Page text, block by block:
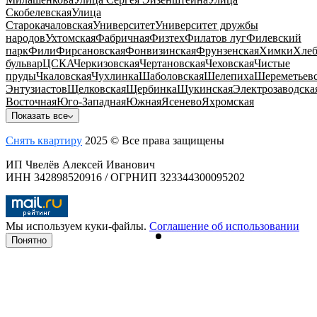
СкобелевскаяУлица
СтарокачаловскаяУниверситетУниверситет дружбы
народовУхтомскаяФабричнаяФизтехФилатов лугФилевский
паркФилиФирсановскаяФонвизинскаяФрунзенскаяХимки
бульварЦСКАЧеркизовскаяЧертановскаяЧеховскаяЧистые
прудыЧкаловскаяЧухлинкаШаболовскаяШелепиха
ЭнтузиастовЩелковскаяЩербинкаЩукинская
ВосточнаяЮго-ЗападнаяЮжнаяЯсеневоЯхромская
Показать все
Снять квартиру 2025 © Все права защищены
ИП Чвелёв Алексей Иванович
ИНН 342898520916 / ОГРНИП 323344300095202
Мы используем куки-файлы. Соглашение об использовании
Понятно